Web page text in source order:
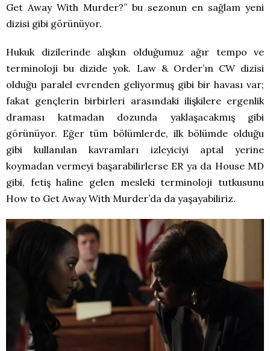
Get Away With Murder?” bu sezonun en sağlam yeni
dizisi gibi görünüyor.
Hukuk dizilerinde alışkın olduğumuz ağır tempo ve
terminoloji bu dizide yok. Law & Order’ın CW dizisi
olduğu paralel evrenden geliyormuş gibi bir havası var;
fakat gençlerin birbirleri arasındaki ilişkilere ergenlik
draması katmadan dozunda yaklaşacakmış gibi
görünüyor. Eğer tüm bölümlerde, ilk bölümde olduğu
gibi kullanılan kavramları izleyiciyi aptal yerine
koymadan vermeyi başarabilirlerse ER ya da House MD
gibi, fetiş haline gelen mesleki terminoloji tutkusunu
How to Get Away With Murder’da da yaşayabiliriz.